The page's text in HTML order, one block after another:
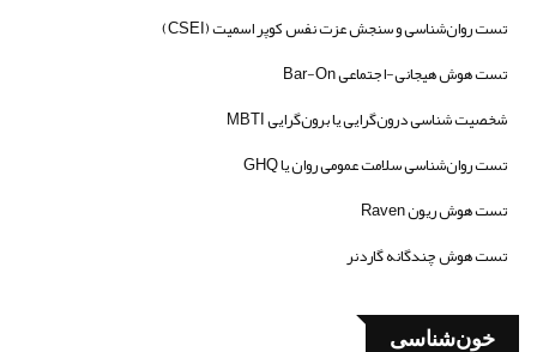
تست روان‌شناسی و سنجش عزت نفس کوپر اسمیت (CSEI)
تست هوش هیجانی-اجتماعی Bar-On
شخصیت شناسی درون‌گرایی یا برون‌گرایی MBTI
تست روان‌شناسی سلامت عمومی روان یا GHQ
تست هوش ریون Raven
تست هوش چندگانه گاردنر
خون‌شناسی